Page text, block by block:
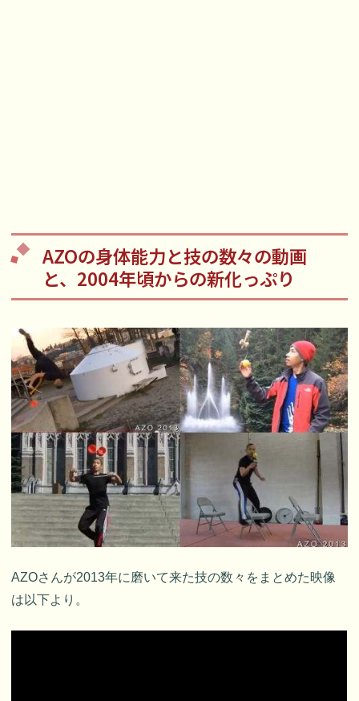
AZOの身体能力と技の数々の動画
と、2004年頃からの新化っぷり
AZOさんが2013年に磨いて来た技の数々をまとめた映像
は以下より。